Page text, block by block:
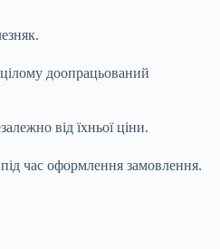
доопрацьований
від їхньої ціни.
час оформлення замовлення.